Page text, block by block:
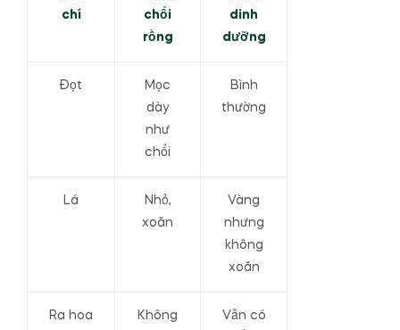
chí
chổi
rồng
dinh
dưỡng
Đọt
Mọc
dày
như
chổi
Bình
thường
Lá
Nhỏ,
xoăn
Vàng
nhưng
không
xoăn
Ra hoa
Không
Vẫn có